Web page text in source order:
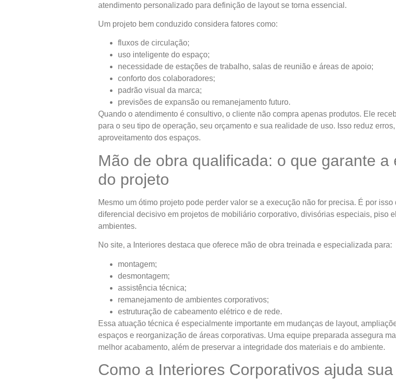
atendimento personalizado para definição de layout se torna essencial.
Um projeto bem conduzido considera fatores como:
fluxos de circulação;
uso inteligente do espaço;
necessidade de estações de trabalho, salas de reunião e áreas de apoio;
conforto dos colaboradores;
padrão visual da marca;
previsões de expansão ou remanejamento futuro.
Quando o atendimento é consultivo, o cliente não compra apenas produtos. Ele
para o seu tipo de operação, seu orçamento e sua realidade de uso. Isso reduz
aproveitamento dos espaços.
Mão de obra qualificada: o que garante a
do projeto
Mesmo um ótimo projeto pode perder valor se a execução não for precisa. É por
diferencial decisivo em projetos de mobiliário corporativo, divisórias especiais, piso
ambientes.
No site, a Interiores destaca que oferece mão de obra treinada e especializada para:
montagem;
desmontagem;
assistência técnica;
remanejamento de ambientes corporativos;
estruturação de cabeamento elétrico e de rede.
Essa atuação técnica é especialmente importante em mudanças de layout,
espaços e reorganização de áreas corporativas. Uma equipe preparada assegura
melhor acabamento, além de preservar a integridade dos materiais e do ambiente.
Como a Interiores Corporativos ajuda